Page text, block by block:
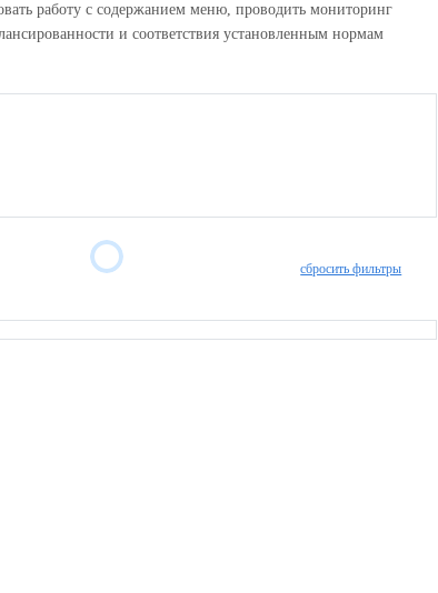
работу с содержанием меню, проводить мониторинг
и соответствия установленным нормам
сбросить фильтры